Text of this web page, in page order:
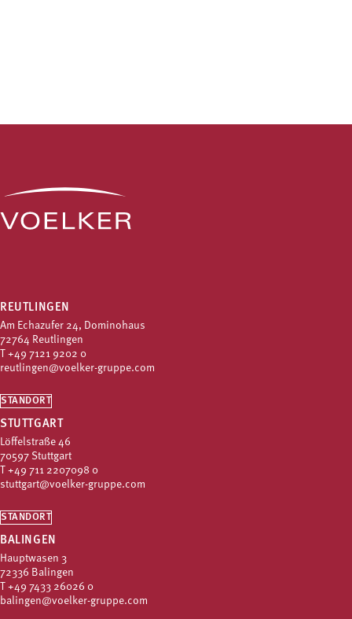
REUTLINGEN
Am Echazufer 24, Dominohaus
72764 Reutlingen
T +49 7121 9202 0
reutlingen@voelker-gruppe.com
STANDORT
STUTTGART
Löffelstraße 46
70597 Stuttgart
T +49 711 2207098 0
stuttgart@voelker-gruppe.com
STANDORT
BALINGEN
Hauptwasen 3
72336 Balingen
T +49 7433 26026 0
balingen@voelker-gruppe.com